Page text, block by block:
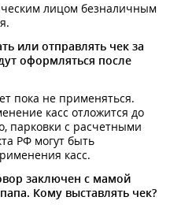
лицом безналичным
или отправлять чек за
оформляться после
пока не применяться.
касс отложится до
парковки с расчетными
РФ могут быть
касс.
заключен с мамой
Кому выставлять чек?